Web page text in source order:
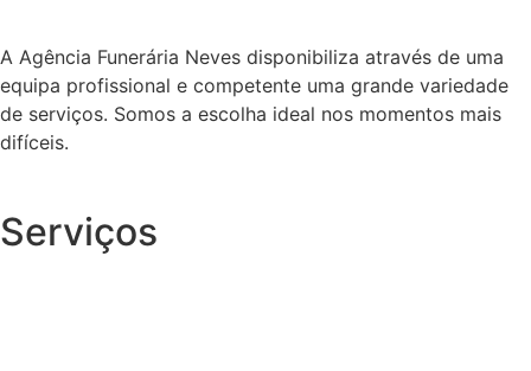
A Agência Funerária Neves disponibiliza através de uma
equipa profissional e competente uma grande variedade
de serviços. Somos a escolha ideal nos momentos mais
difíceis.
Serviços